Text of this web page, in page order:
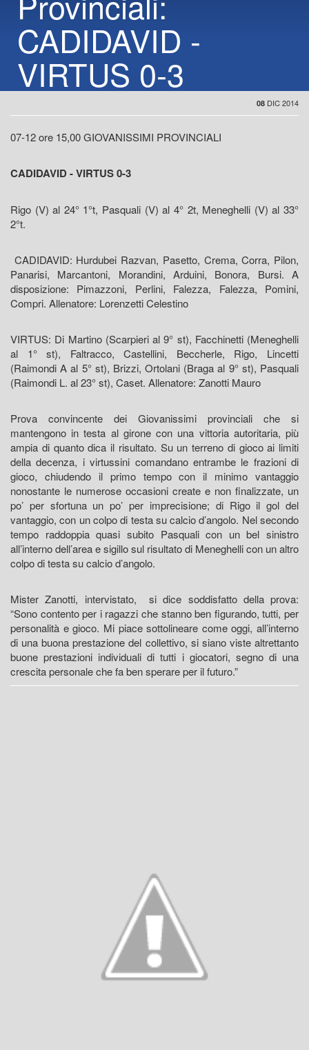
CADIDAVID -
VIRTUS 0-3
08 DIC 2014
07-12 ore 15,00 GIOVANISSIMI PROVINCIALI
CADIDAVID - VIRTUS 0-3
Rigo (V) al 24° 1°t, Pasquali (V) al 4° 2t, Meneghelli (V) al 33°
2°t.
CADIDAVID: Hurdubei Razvan, Pasetto, Crema, Corra, Pilon,
Panarisi, Marcantoni, Morandini, Arduini, Bonora, Bursi. A
disposizione: Pimazzoni, Perlini, Falezza, Falezza, Pomini,
Compri. Allenatore: Lorenzetti Celestino
VIRTUS: Di Martino (Scarpieri al 9° st), Facchinetti (Meneghelli
al 1° st), Faltracco, Castellini, Beccherle, Rigo, Lincetti
(Raimondi A al 5° st), Brizzi, Ortolani (Braga al 9° st), Pasquali
(Raimondi L. al 23° st), Caset. Allenatore: Zanotti Mauro
Prova convincente dei Giovanissimi provinciali che si
mantengono in testa al girone con una vittoria autoritaria, più
ampia di quanto dica il risultato. Su un terreno di gioco ai limiti
della decenza, i virtussini comandano entrambe le frazioni di
gioco, chiudendo il primo tempo con il minimo vantaggio
nonostante le numerose occasioni create e non finalizzate, un
po’ per sfortuna un po’ per imprecisione; di Rigo il gol del
vantaggio, con un colpo di testa su calcio d’angolo. Nel secondo
tempo raddoppia quasi subito Pasquali con un bel sinistro
all’interno dell’area e sigillo sul risultato di Meneghelli con un altro
colpo di testa su calcio d’angolo.
Mister Zanotti, intervistato, si dice soddisfatto della prova:
“Sono contento per i ragazzi che stanno ben figurando, tutti, per
personalità e gioco. Mi piace sottolineare come oggi, all’interno
di una buona prestazione del collettivo, si siano viste altrettanto
buone prestazioni individuali di tutti i giocatori, segno di una
crescita personale che fa ben sperare per il futuro.”